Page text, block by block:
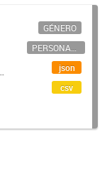
GÉNERO
PERSONAL CIENTÍFICO-TECNOLÓGICO
json
csv